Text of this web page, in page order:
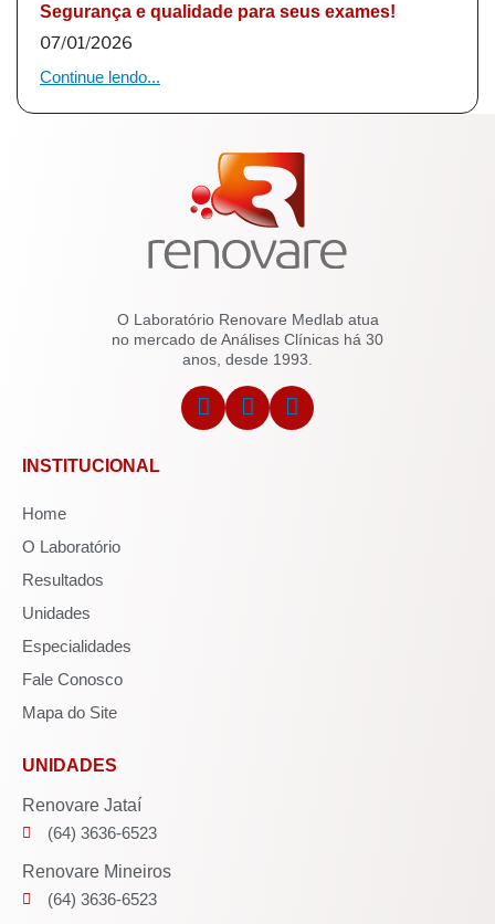
Segurança e qualidade para seus exames!
07/01/2026
Continue lendo...
O Laboratório Renovare Medlab atua
no mercado de Análises Clínicas há 30
anos, desde 1993.
INSTITUCIONAL
Home
O Laboratório
Resultados
Unidades
Especialidades
Fale Conosco
Mapa do Site
UNIDADES
Renovare Jataí
(64) 3636-6523
Renovare Mineiros
(64) 3636-6523